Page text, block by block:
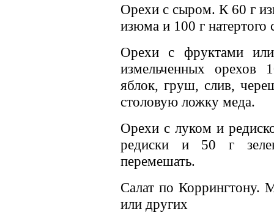
Орехи с сыром. К 60 г
изюма и 100 г
Орехи с фруктами
измельченных орехов
яблок, груш, слив,
столовую ложку меда.
Орехи с луком и
редиски и 50 г
перемешать.
Салат по Коррингтону.
или других